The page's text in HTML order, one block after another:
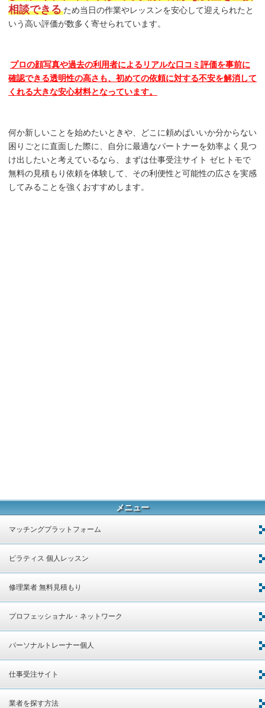
相談できるため当日の作業やレッスンを安心して迎えられたと
いう高い評価が数多く寄せられています。
プロの顔写真や過去の利用者によるリアルな口コミ評価を事前に
確認できる透明性の高さも、初めての依頼に対する不安を解消して
くれる大きな安心材料となっています。
何か新しいことを始めたいときや、どこに頼めばいいか分からない
困りごとに直面した際に、自分に最適なパートナーを効率よく見つ
け出したいと考えているなら、まずは仕事受注サイト ゼヒトモで
無料の見積もり依頼を体験して、その利便性と可能性の広さを実感
してみることを強くおすすめします。
メニュー
マッチングプラットフォーム
ピラティス 個人レッスン
修理業者 無料見積もり
プロフェッショナル・ネットワーク
パーソナルトレーナー個人
仕事受注サイト
業者を探す方法